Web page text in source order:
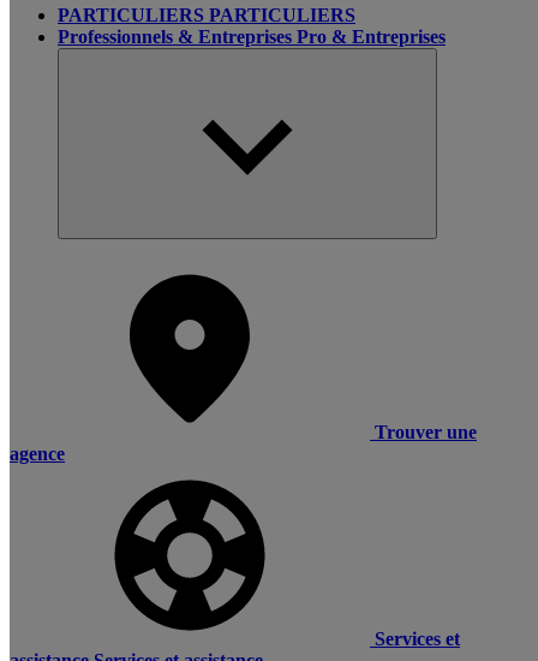
PARTICULIERS PARTICULIERS
Professionnels & Entreprises Pro & Entreprises
Trouver une
agence
Services et